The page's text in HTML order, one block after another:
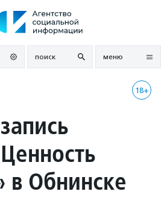
поиск меню
18+
в Обнинске